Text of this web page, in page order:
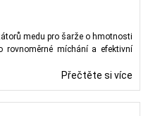
medu pro šarže o hmotnosti
míchání a efektivní
Přečtěte si více